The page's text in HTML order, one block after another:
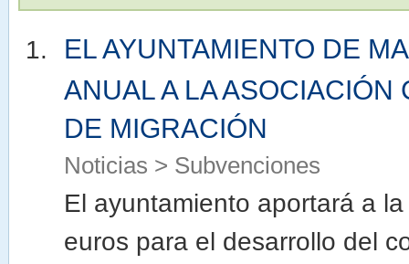
EL AYUNTAMIENTO DE
ANUAL A LA ASOCIACIÓN
DE MIGRACIÓN
Noticias > Subvenciones
El ayuntamiento aportará a
euros para el desarrollo del